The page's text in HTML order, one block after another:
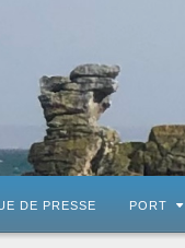
DE PRESSE PORT